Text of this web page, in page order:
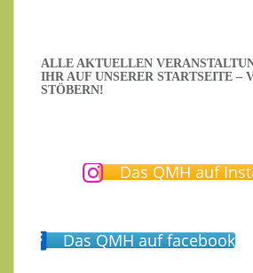
ALLE AKTUELLEN
IHR AUF UNSERER STARTSEITE –
TÖBERN!
Das QMH auf
Das QMH auf facebook